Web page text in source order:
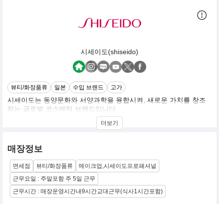
시세이도(shiseido)
뷰티/화장품류 일본 수입 브랜드 고가
시세이도는 동양문화와 서양과학을 융합시켜, 새로운 가치를 창조
하는 글로벌 코스메틱 브랜드입니다.
시세이도(資生堂)는 중국의 고전인 역경, 『「至哉坤元 萬物資生 乃
順承天」(대지의 덕에 의해 모든사물은 생성된다)』에서 유래하여
창조,개발하여 인간을 아름다움의 세계로 인도한다는 시세이도의
정신을 의미합니다.
더보기
매장정보
면세점 뷰티/화장품류
메이크업,시세이도프로패셔널
근무요일 : 주말포함 주 5일 근무
근무시간 : 매장운영시간내9시간교대근무(식사1시간포함)